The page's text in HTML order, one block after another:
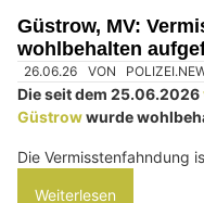
Güstrow, MV:
wohlbehalten